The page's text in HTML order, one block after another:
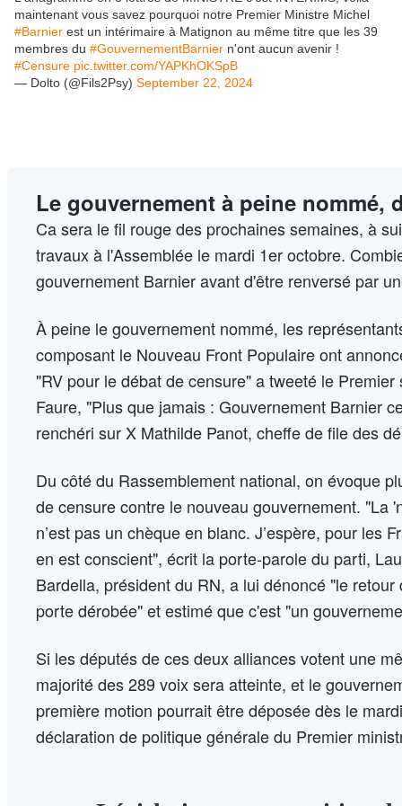
maintenant vous savez pourquoi notre Premier Ministre Michel
#Barnier est un intérimaire à Matignon au même titre que les 39
membres du #GouvernementBarnier n'ont aucun avenir !
#Censure pic.twitter.com/YAPKhOKSpB
— Dolto (@Fils2Psy) September 22, 2024
Le gouvernement à peine nommé,
Ca sera le fil rouge des prochaines semaines, à
travaux à l'Assemblée le mardi 1er octobre.
gouvernement Barnier avant d'être renversé par
À peine le gouvernement nommé, les
composant le Nouveau Front Populaire ont
"RV pour le débat de censure" a tweeté le
Faure, "Plus que jamais : Gouvernement Barnier
renchéri sur X Mathilde Panot, cheffe de file des
Du côté du Rassemblement national, on évoque
de censure contre le nouveau gouvernement. "La
n’est pas un chèque en blanc. J’espère, pour les
en est conscient", écrit la porte-parole du parti,
Bardella, président du RN, a lui dénoncé "le
porte dérobée" et estimé que c'est "un
Si les députés de ces deux alliances votent une
majorité des 289 voix sera atteinte, et le
première motion pourrait être déposée dès le
déclaration de politique générale du Premier